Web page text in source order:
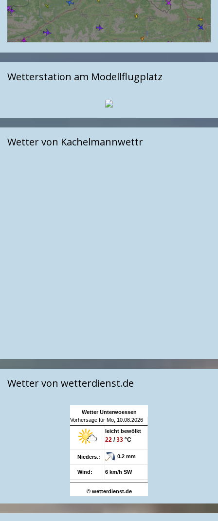
Wetterstation am Modellflugplatz
Wetter von Kachelmannwettr
Wetter von wetterdienst.de
Wetter Unterwoessen
Vorhersage für Mo, 10.08.2026
leicht bewölkt
22 /33 °C
Nieders.: 0.2 mm
Wind: 6 km/h SW
© wetterdienst.de